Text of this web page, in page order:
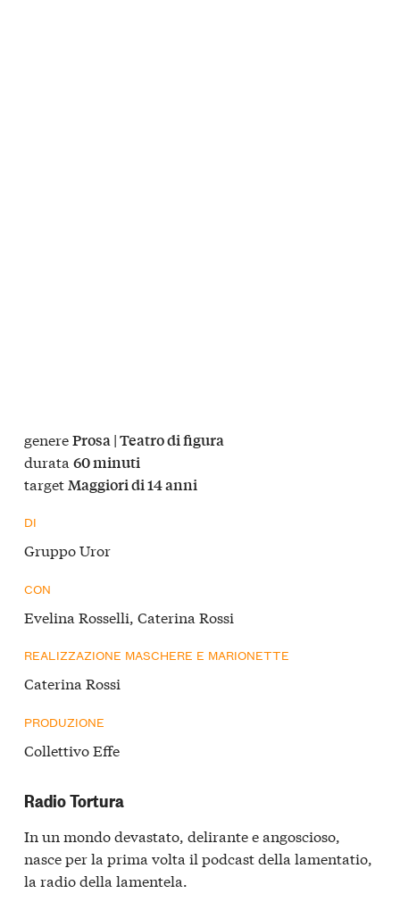
genereProsa | Teatro di figura
durata 60 minuti
targetMaggiori di 14 anni
DI
Gruppo Uror
CON
Evelina Rosselli, Caterina Rossi
REALIZZAZIONE MASCHERE E MARIONETTE
Caterina Rossi
PRODUZIONE
Collettivo Effe
Radio Tortura
In un mondo devastato, delirante e angoscioso,
nasce per la prima volta il podcast della lamentatio,
la radio della lamentela.